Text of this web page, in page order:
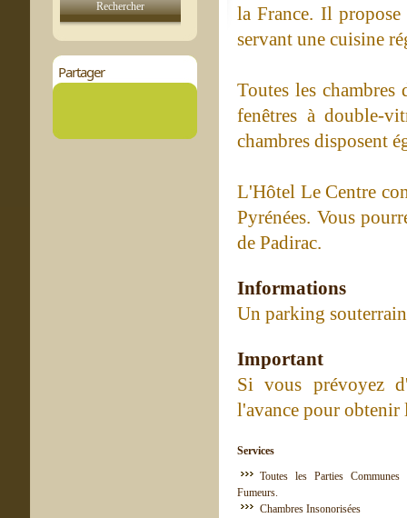
Partager
la France. Il
servant une cuisine
Toutes les
fenêtres à double-
chambres disposent
L'Hôtel Le Centre
Pyrénées. Vous
de Padirac.
Informations
Un parking
Important
Si vous prévoyez
l'avance pour obtenir
Services
Toutes les Parties
Fumeurs.
Chambres Insonorisées